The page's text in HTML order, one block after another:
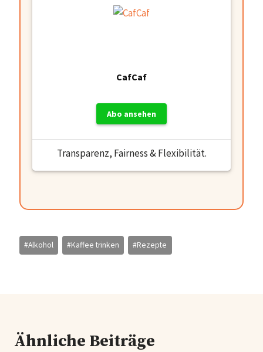
CafCaf
Abo ansehen
Transparenz, Fairness & Flexibilität.
Schlagworte:
#Alkohol #Kaffee trinken #Rezepte
Ähnliche Beiträge